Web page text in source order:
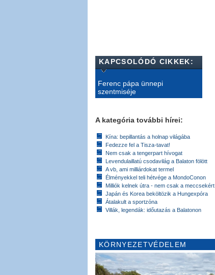
KAPCSOLÓDÓ CIKKEK:
Ferenc pápa ünnepi
szentmiséje
A kategória további hírei:
Kína: bepillantás a holnap világába
Fedezze fel a Tisza-tavat!
Nem csak a tengerpart hívogat
Levendulaillatú csodavilág a Balaton fölött
A vb, ami milliárdokat termel
Élményekkel teli hétvége a MondoConon
Milliók kelnek útra - nem csak a meccsekért
Japán és Korea beköltözik a Hungexpóra
Átalakult a sportzóna
Villák, legendák: időutazás a Balatonon
KÖRNYEZETVÉDELEM